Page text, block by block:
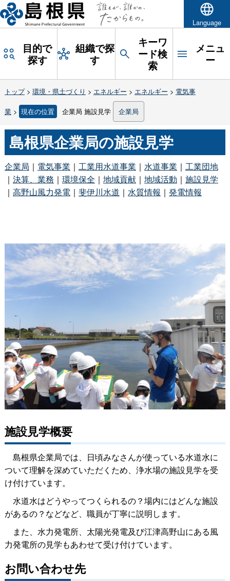
Language
目的で
探す
組織で探
す
キーワ
ード検
索
メニュ
ー
トップ> 環境・県土づくり > エネルギー > エネルギー > 電気事
業> 現在の位置 企業局 施設見学 企業局
島根県企業局の施設見学
企業局 ｜ 電気事業 ｜ 工業用水道事業 ｜ 水道事業 ｜ 工業団地
｜ 決算、業務 ｜ 環境保全 ｜ 地域貢献｜ 地域活動 ｜ 施設見学
｜ 高野山風力発電｜ 斐伊川水道 ｜ 水質情報 ｜ 発電情報
施設見学概要
島根県企業局では、日頃みなさんが使っている水道水に
ついて理解を深めていただくため、浄水場の施設見学を受
け付けています。
水道水はどうやってつくられるの？場内にはどんな施設
があるの？などなど、職員が丁寧に説明します。
また、水力発電所、太陽光発電及び江津高野山にある風
力発電所の見学もあわせて受け付けています。
お問い合わせ先